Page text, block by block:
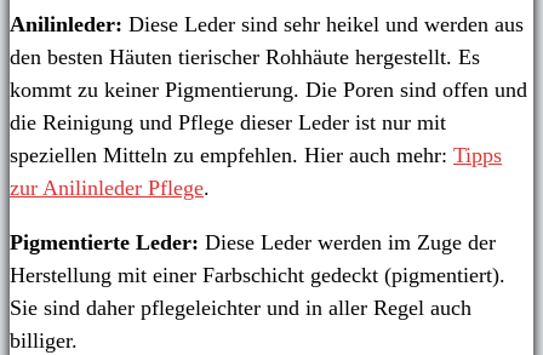
Anilinleder: Diese Leder sind sehr heikel und werden aus
den besten Häuten tierischer Rohhäute hergestellt. Es
kommt zu keiner Pigmentierung. Die Poren sind offen und
die Reinigung und Pflege dieser Leder ist nur mit
speziellen Mitteln zu empfehlen. Hier auch mehr: Tipps
zur Anilinleder Pflege.
Pigmentierte Leder: Diese Leder werden im Zuge der
Herstellung mit einer Farbschicht gedeckt (pigmentiert).
Sie sind daher pflegeleichter und in aller Regel auch
billiger.